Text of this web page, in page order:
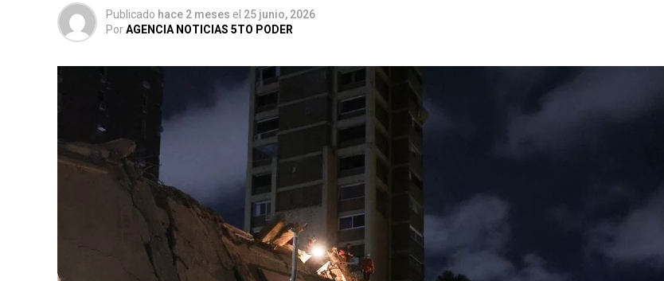
Publicado hace 2 meses el 25 junio, 2026
PorAGENCIA NOTICIAS 5TO PODER